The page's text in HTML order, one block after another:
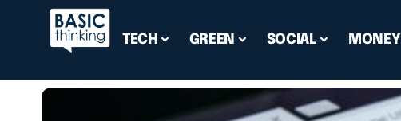
TECH GREEN SOCIAL MONEY